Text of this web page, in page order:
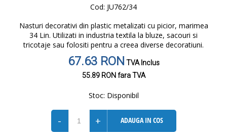
Cod: JU762/34
Nasturi decorativi din plastic metalizati cu picior, marimea
34 Lin. Utilizati in industria textila la bluze, sacouri si
tricotaje sau folositi pentru a creea diverse decoratiuni.
67.63 RONTVA Inclus
55.89 RONfara TVA
Stoc: Disponibil
- + ADAUGA IN COS